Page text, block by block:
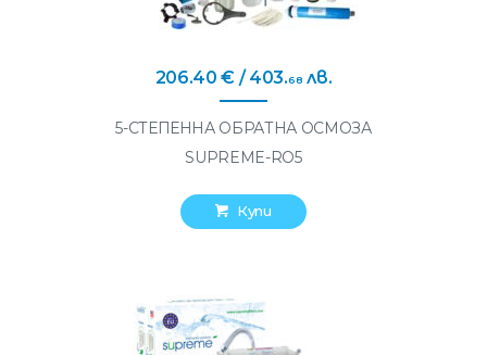
206.40 €/ 403.68 лв.
5-СТЕПЕННА ОБРАТНА ОСМОЗА
SUPREME-RO5
Купи